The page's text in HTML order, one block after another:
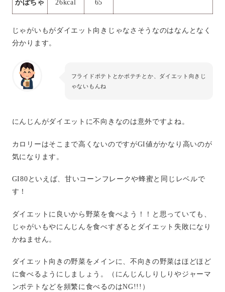
かぼちゃ 26kcal 65
じゃがいもがダイエット向きじゃなさそうなのはなんとなく
分かります。
フライドポテトとかポテチとか、ダイエット向きじ
ゃないもんね
にんじんがダイエットに不向きなのは意外ですよね。
カロリーはそこまで高くないのですがGI値がかなり高いのが
気になります。
GI80といえば、甘いコーンフレークや蜂蜜と同じレベルで
す！
ダイエットに良いから野菜を食べよう！！と思っていても、
じゃがいもやにんじんを食べすぎるとダイエット失敗になり
かねません。
ダイエット向きの野菜をメインに、不向きの野菜はほどほど
に食べるようにしましょう。（にんじんしりしりやジャーマ
ンポテトなどを頻繁に食べるのはNG!!!）